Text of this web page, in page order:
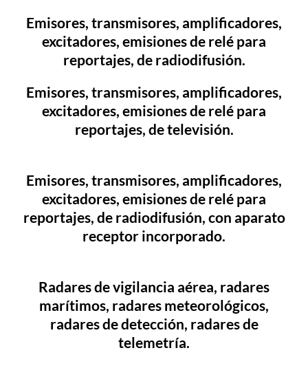
Emisores, transmisores, amplificadores,
excitadores, emisiones de relé para
reportajes, de radiodifusión.
Emisores, transmisores, amplificadores,
excitadores, emisiones de relé para
reportajes, de televisión.
Emisores, transmisores, amplificadores,
excitadores, emisiones de relé para
reportajes, de radiodifusión, con aparato
receptor incorporado.
Radares de vigilancia aérea, radares
marítimos, radares meteorológicos,
radares de detección, radares de
telemetría.